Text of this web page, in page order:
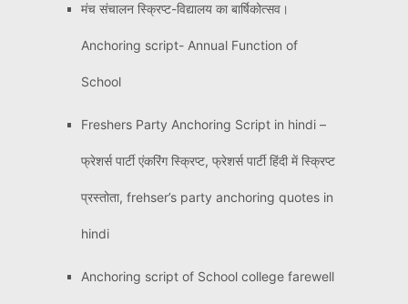
मंच संचालन स्क्रिप्ट-विद्यालय का बार्षिकोत्सव।
Anchoring script- Annual Function of
School
Freshers Party Anchoring Script in hindi –
फ्रेशर्स पार्टी एंकरिंग स्क्रिप्ट, फ्रेशर्स पार्टी हिंदी में स्क्रिप्ट
प्रस्तोता, frehser’s party anchoring quotes in
hindi
Anchoring script of School college farewell